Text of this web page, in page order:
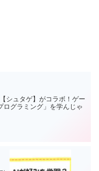
【シュタゲ】がコラボ！ゲー
ログラミング」を学んじゃ